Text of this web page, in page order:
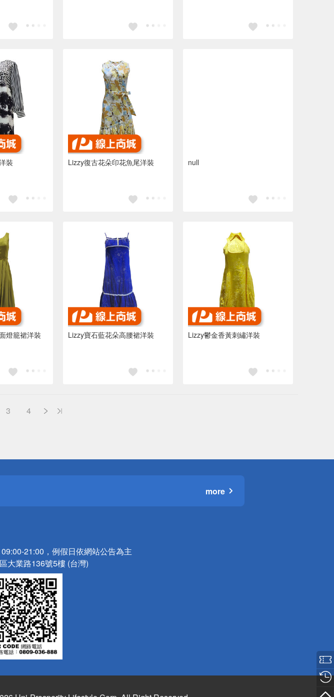
裝 Lizzy復古花朵印花魚尾洋裝 null
燈籠裙洋裝 Lizzy寶石藍花朵高腰裙洋裝 Lizzy鬱金香黃刺繡洋裝
3 4
more
21:00，例假日依網站公告為主
大業路136號5樓 (台灣)